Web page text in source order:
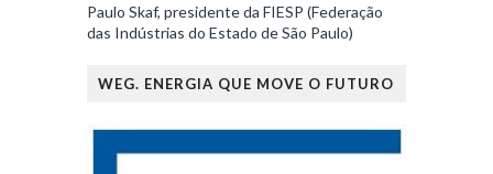
Paulo Skaf, presidente da FIESP (Federação
das Indústrias do Estado de São Paulo)
WEG. ENERGIA QUE MOVE O FUTURO